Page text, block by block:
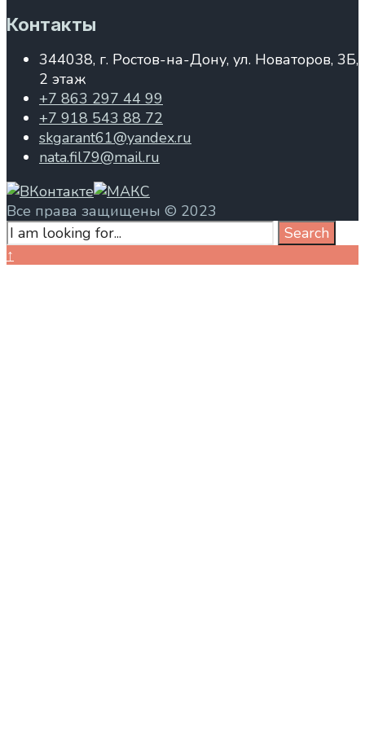
Контакты
344038, г. Ростов-на-Дону, ул. Новаторов, 3Б,
2 этаж
+7 863 297 44 99
+7 918 543 88 72
skgarant61@yandex.ru
nata.fil79@mail.ru
Все права защищены © 2023
Search
for:
Search
Close
↑